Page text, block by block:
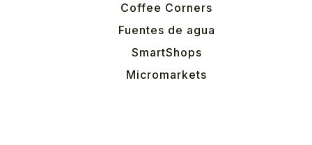
Coffee Corners
Fuentes de agua
SmartShops
Micromarkets